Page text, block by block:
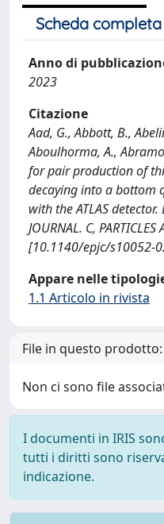
Scheda completa
Anno di
2023
Citazione
Aad, G., Abbott, B.,
Aboulhorma, A.,
for pair production of
decaying into a bottom
with the ATLAS detector.
JOURNAL. C,
[10.1140/epjc/s10052-
Appare nelle
1.1 Articolo in rivista
File in questo prodotto:
Non ci sono file
I documenti in IRIS
tutti i diritti sono
indicazione.